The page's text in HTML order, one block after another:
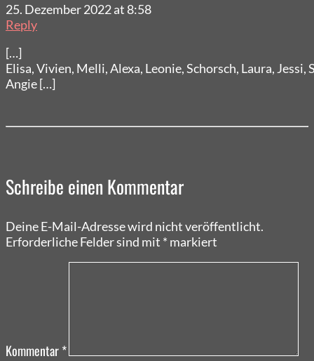
25. Dezember 2022 at 8:58
Reply
[…]
Elisa, Vivien, Melli, Alexa, Leonie, Schorsch, Laura,
Angie […]
Schreibe einen Kommentar
Deine E-Mail-Adresse wird nicht veröffentlicht.
Erforderliche Felder sind mit * markiert
Kommentar*